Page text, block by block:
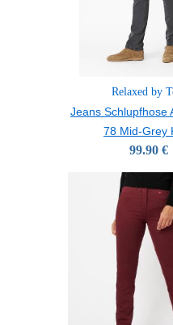
Relaxed by
Jeans Schlupfhose
78 Mid-Grey
99.90 €